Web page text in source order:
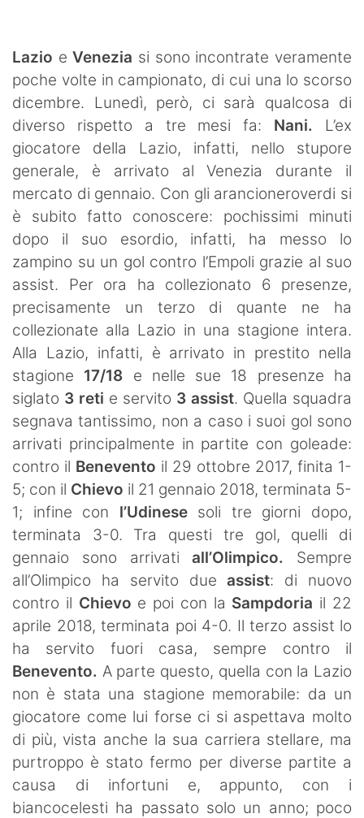
SHOP LAZIO
Contatti
Lazio eVenezia si sono incontrate veramente
poche volte in campionato, di cui una lo scorso
dicembre. Lunedì, però, ci sarà qualcosa di
diverso rispetto a tre mesi fa: Nani. L’ex
giocatore della Lazio, infatti, nello stupore
generale, è arrivato al Venezia durante il
mercato di gennaio. Con gli arancioneroverdi si
è subito fatto conoscere: pochissimi minuti
dopo il suo esordio, infatti, ha messo lo
zampino su un gol contro l’Empoli grazie al suo
assist. Per ora ha collezionato 6 presenze,
precisamente un terzo di quante ne ha
collezionate alla Lazio in una stagione intera.
Alla Lazio, infatti, è arrivato in prestito nella
stagione 17/18 e nelle sue 18 presenze ha
siglato 3 reti e servito 3 assist. Quella squadra
segnava tantissimo, non a caso i suoi gol sono
arrivati principalmente in partite con goleade:
contro il Benevento il 29 ottobre 2017, finita 1-
5; con il Chievo il 21 gennaio 2018, terminata 5-
1; infine con l’Udinesesoli tre giorni dopo,
terminata 3-0. Tra questi tre gol, quelli di
gennaio sono arrivatiall’Olimpico. Sempre
all’Olimpico ha servito dueassist: di nuovo
contro il Chievo e poi con la Sampdoria il 22
aprile 2018, terminata poi 4-0. Il terzo assist lo
ha servito fuori casa, sempre contro il
Benevento. A parte questo, quella con la Lazio
non è stata una stagione memorabile: da un
giocatore come lui forse ci si aspettava molto
di più, vista anche la sua carriera stellare, ma
purtroppo è stato fermo per diverse partite a
causa di infortuni e, appunto, con i
biancocelesti ha passato solo un anno; poco